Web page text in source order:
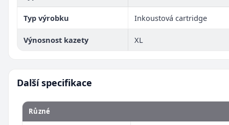
Typ výrobku Inkoustová cartridge
Výnosnost kazety XL
Další specifikace
Různé